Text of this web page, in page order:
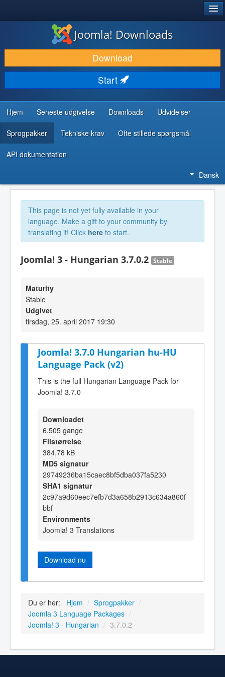
DOWNLOAD & UDVID
OPDAG & LÆR
FÆLLESSKABET & SUPPORT
UDVIKLERRESSOURCER
Joomla! Downloads
Download
Start
Hjem Seneste udgivelse Downloads Udvidelser
Sprogpakker Tekniske krav Ofte stillede spørgsmål
API dokumentation
Dansk
This page is not yet fully available in your
language. Make a gift to your community by
translating it! Click here to start.
Joomla! 3 - Hungarian 3.7.0.2 Stable
Maturity
Stable
Udgivet
tirsdag, 25. april 2017 19:30
Joomla! 3.7.0 Hungarian hu-HU
Language Pack (v2)
This is the full Hungarian Language Pack for
Joomla! 3.7.0
Downloadet
6.505 gange
Filstørrelse
384,78 kB
MD5 signatur
29749236ba15caec8bf5dba037fa5230
SHA1 signatur
2c97a9d60eec7efb7d3a658b2913c634a860f
bbf
Environments
Joomla! 3 Translations
Download nu
Du er her: Hjem / Sprogpakker /
Joomla 3 Language Packages /
Joomla! 3 - Hungarian / 3.7.0.2